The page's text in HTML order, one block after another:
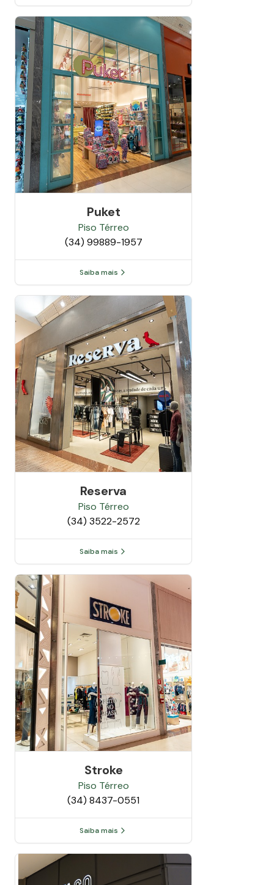
Puket
Piso Térreo
(34) 99889-1957
Saiba mais
Reserva
Piso Térreo
(34) 3522-2572
Saiba mais
Stroke
Piso Térreo
(34) 8437-0551
Saiba mais